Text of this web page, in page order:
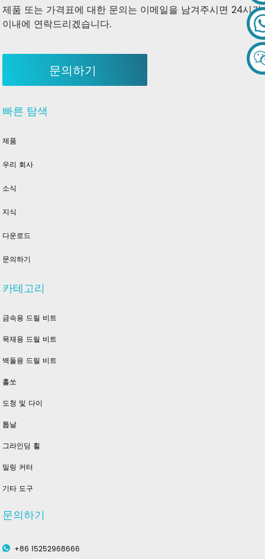
제품 또는 가격표에 대한 문의는 이메일을 남겨주시면 24시간
이내에 연락드리겠습니다.
문의하기
빠른 탐색
제품
우리 회사
소식
지식
다운로드
문의하기
카테고리
금속용 드릴 비트
목재용 드릴 비트
벽돌용 드릴 비트
홀쏘
도청 및 다이
톱날
그라인딩 휠
밀링 커터
기타 도구
문의하기
+86 15252968666